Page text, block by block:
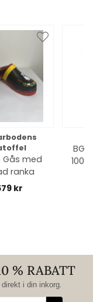
med
ranka
kr
% RABATT
i din inkorg.